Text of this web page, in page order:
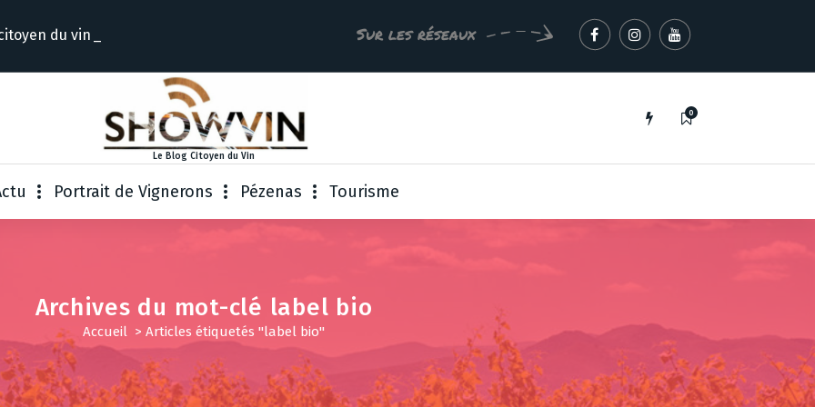
du Sur les réseaux
Le Blog Citoyen du Vin
0
Portrait de Vignerons Pézenas Tourisme
Archives du mot-clé label bio
Accueil > Articles étiquetés "label bio"